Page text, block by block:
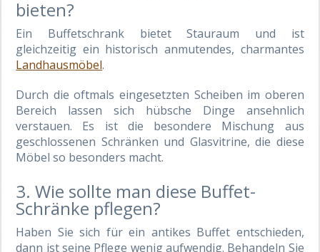
bieten?
Ein Buffetschrank bietet Stauraum und ist
gleichzeitig ein historisch anmutendes, charmantes
Landhausmöbel.
Durch die oftmals eingesetzten Scheiben im oberen
Bereich lassen sich hübsche Dinge ansehnlich
verstauen. Es ist die besondere Mischung aus
geschlossenen Schränken und Glasvitrine, die diese
Möbel so besonders macht.
3. Wie sollte man diese Buffet-
Schränke pflegen?
Haben Sie sich für ein antikes Buffet entschieden,
dann ist seine Pflege wenig aufwendig. Behandeln Sie